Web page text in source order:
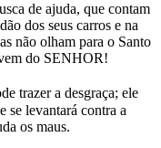
de ajuda, que contam
dos seus carros e na
não olham para o Santo
do SENHOR!
trazer a desgraça; ele
se levantará contra a
os maus.